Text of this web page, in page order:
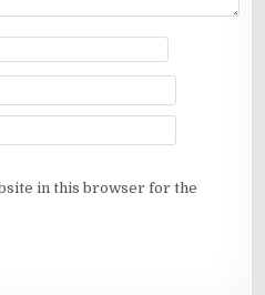
in this browser for the